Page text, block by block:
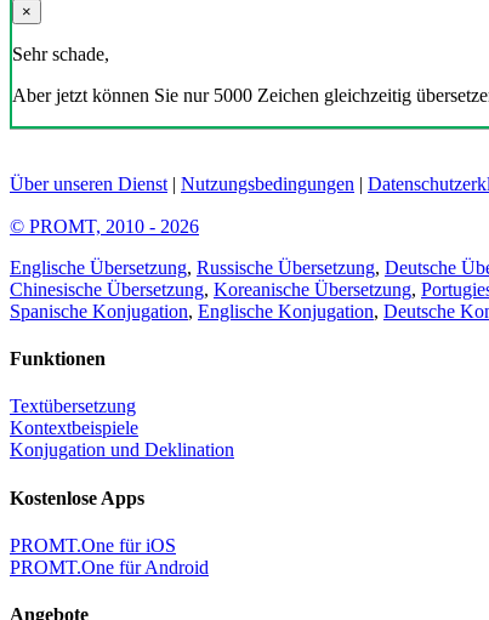
×
Sehr schade,
Aber jetzt können Sie nur 5000 Zeichen gleichzeitig
Über unseren Dienst | Nutzungsbedingungen |
© PROMT, 2010 - 2026
Englische Übersetzung, Russische Übersetzung, Deutsche
Chinesische Übersetzung, Koreanische Übersetzung,
Spanische Konjugation, Englische Konjugation, Deutsche
Funktionen
Textübersetzung
Kontextbeispiele
Konjugation und Deklination
Kostenlose Apps
PROMT.One für iOS
PROMT.One für Android
Angebote